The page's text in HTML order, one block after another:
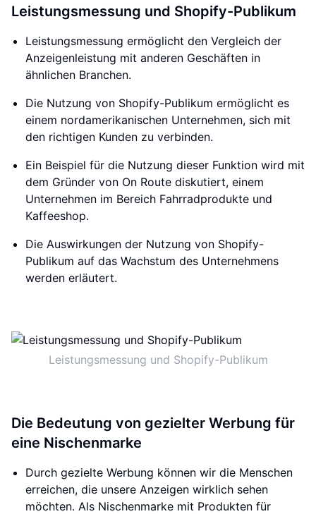
Leistungsmessung und Shopify-Publikum
Leistungsmessung ermöglicht den Vergleich der
Anzeigenleistung mit anderen Geschäften in
ähnlichen Branchen.
Die Nutzung von Shopify-Publikum ermöglicht es
einem nordamerikanischen Unternehmen, sich mit
den richtigen Kunden zu verbinden.
Ein Beispiel für die Nutzung dieser Funktion wird mit
dem Gründer von On Route diskutiert, einem
Unternehmen im Bereich Fahrradprodukte und
Kaffeeshop.
Die Auswirkungen der Nutzung von Shopify-
Publikum auf das Wachstum des Unternehmens
werden erläutert.
Leistungsmessung und Shopify-Publikum
Die Bedeutung von gezielter Werbung für
eine Nischenmarke
Durch gezielte Werbung können wir die Menschen
erreichen, die unsere Anzeigen wirklich sehen
möchten. Als Nischenmarke mit Produkten für